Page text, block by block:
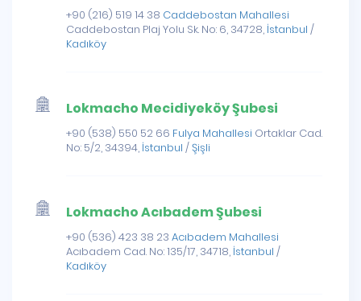
+90 (216) 519 14 38 Caddebostan Mahallesi
Caddebostan Plaj Yolu Sk. No: 6, 34728, İstanbul /
Kadıköy
Lokmacho Mecidiyeköy Şubesi
+90 (538) 550 52 66 Fulya Mahallesi Ortaklar Cad.
No: 5/2, 34394, İstanbul /Şişli
Lokmacho Acıbadem Şubesi
+90 (536) 423 38 23 Acıbadem Mahallesi
Acıbadem Cad. No: 135/17, 34718, İstanbul /
Kadıköy